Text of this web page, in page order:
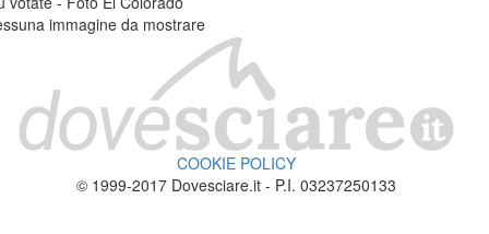
immagine da mostrare
COOKIE POLICY
© 1999-2017 Dovesciare.it - P.I. 03237250133